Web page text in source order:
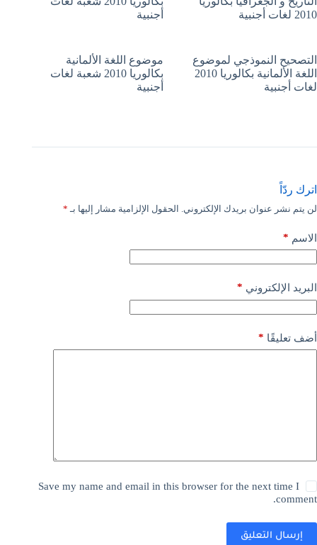
2010 لغات أجنبية
أجنبية
التصحيح النموذجي لموضوع
اللغة الألمانية بكالوريا 2010
لغات أجنبية
موضوع اللغة الألمانية
بكالوريا 2010 شعبة لغات
أجنبية
اترك ردّاً
لن يتم نشر عنوان بريدك الإلكتروني. الحقول الإلزامية مشار إليها بـ *
الاسم *
البريد الإلكتروني *
أضف تعليقًا *
Save my name and email in this browser for the next time I
comment.
إرسال التعليق